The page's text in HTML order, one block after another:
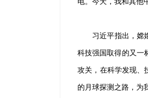
习近平指出，嫦
科技强国取得的又一
攻关，在科学发现、
的月球探测之路，为